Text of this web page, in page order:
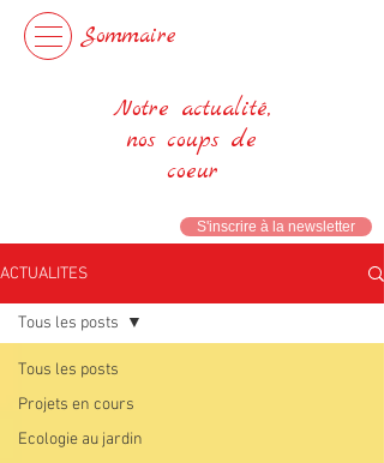
Sommaire
Notre actualité,
nos coups de
coeur
S'inscrire à la newsletter
ACTUALITES
Tous les posts
Projets en cours
Ecologie au jardin
Tous les posts